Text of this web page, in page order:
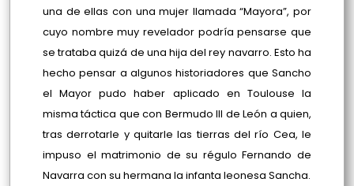
una de ellas con una mujer llamada “Mayora”, por
cuyo nombre muy revelador podría pensarse que
se trataba quizá de una hija del rey navarro. Esto ha
hecho pensar a algunos historiadores que Sancho
el Mayor pudo haber aplicado en Toulouse la
misma táctica que con Bermudo III de León a quien,
tras derrotarle y quitarle las tierras del río Cea, le
impuso el matrimonio de su régulo Fernando de
Navarra con su hermana la infanta leonesa Sancha.